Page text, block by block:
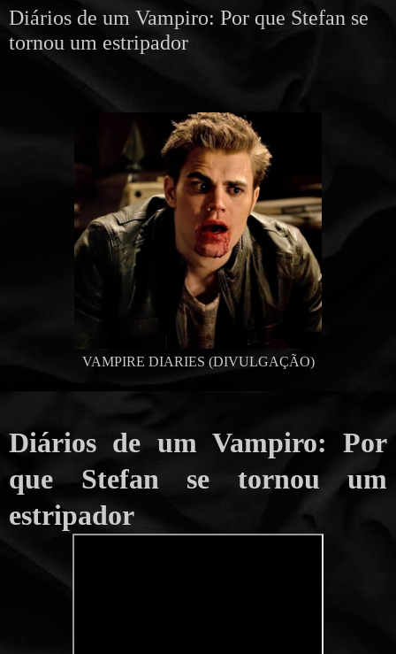
Diários de um Vampiro: Por que Stefan se
tornou um estripador
VAMPIRE DIARIES (DIVULGAÇÃO)
Diários de um Vampiro: Por
que Stefan se tornou um
estripador